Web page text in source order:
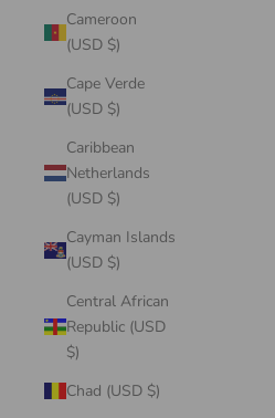
Cameroon
(USD $)
Cape Verde
(USD $)
Caribbean
Netherlands
(USD $)
Cayman Islands
(USD $)
Central African
Republic (USD
$)
Chad (USD $)